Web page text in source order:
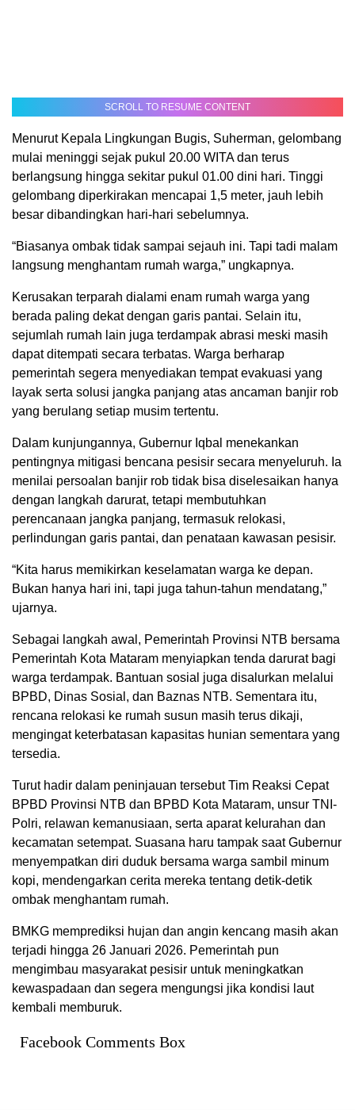
SCROLL TO RESUME CONTENT
Menurut Kepala Lingkungan Bugis, Suherman, gelombang
mulai meninggi sejak pukul 20.00 WITA dan terus
berlangsung hingga sekitar pukul 01.00 dini hari. Tinggi
gelombang diperkirakan mencapai 1,5 meter, jauh lebih
besar dibandingkan hari-hari sebelumnya.
“Biasanya ombak tidak sampai sejauh ini. Tapi tadi malam
langsung menghantam rumah warga,” ungkapnya.
Kerusakan terparah dialami enam rumah warga yang
berada paling dekat dengan garis pantai. Selain itu,
sejumlah rumah lain juga terdampak abrasi meski masih
dapat ditempati secara terbatas. Warga berharap
pemerintah segera menyediakan tempat evakuasi yang
layak serta solusi jangka panjang atas ancaman banjir rob
yang berulang setiap musim tertentu.
Dalam kunjungannya, Gubernur Iqbal menekankan
pentingnya mitigasi bencana pesisir secara menyeluruh. Ia
menilai persoalan banjir rob tidak bisa diselesaikan hanya
dengan langkah darurat, tetapi membutuhkan
perencanaan jangka panjang, termasuk relokasi,
perlindungan garis pantai, dan penataan kawasan pesisir.
“Kita harus memikirkan keselamatan warga ke depan.
Bukan hanya hari ini, tapi juga tahun-tahun mendatang,”
ujarnya.
Sebagai langkah awal, Pemerintah Provinsi NTB bersama
Pemerintah Kota Mataram menyiapkan tenda darurat bagi
warga terdampak. Bantuan sosial juga disalurkan melalui
BPBD, Dinas Sosial, dan Baznas NTB. Sementara itu,
rencana relokasi ke rumah susun masih terus dikaji,
mengingat keterbatasan kapasitas hunian sementara yang
tersedia.
Turut hadir dalam peninjauan tersebut Tim Reaksi Cepat
BPBD Provinsi NTB dan BPBD Kota Mataram, unsur TNI-
Polri, relawan kemanusiaan, serta aparat kelurahan dan
kecamatan setempat. Suasana haru tampak saat Gubernur
menyempatkan diri duduk bersama warga sambil minum
kopi, mendengarkan cerita mereka tentang detik-detik
ombak menghantam rumah.
BMKG memprediksi hujan dan angin kencang masih akan
terjadi hingga 26 Januari 2026. Pemerintah pun
mengimbau masyarakat pesisir untuk meningkatkan
kewaspadaan dan segera mengungsi jika kondisi laut
kembali memburuk.
Facebook Comments Box